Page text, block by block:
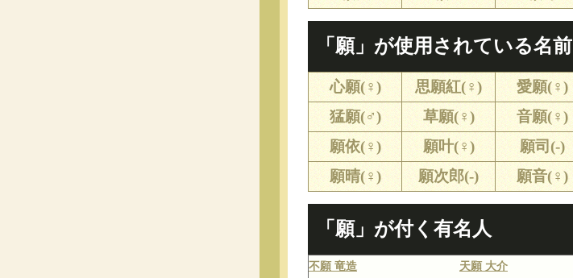
「願」が使用されている名前
心願(♀) 思願紅(♀) 愛願(♀)
猛願(♂)
草願(♀) 音願(♀)
願依(♀)
願叶(♀) 願司(-)
願晴(♀)
願次郎(-) 願音(♀)
「願」が付く有名人
不願 竜造 天願 大介